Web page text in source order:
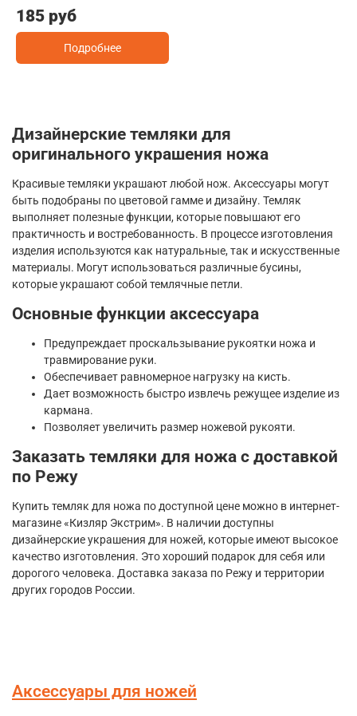
185 руб
Подробнее
Дизайнерские темляки для
оригинального украшения ножа
Красивые темляки украшают любой нож. Аксессуары могут
быть подобраны по цветовой гамме и дизайну. Темляк
выполняет полезные функции, которые повышают его
практичность и востребованность. В процессе изготовления
изделия используются как натуральные, так и искусственные
материалы. Могут использоваться различные бусины,
которые украшают собой темлячные петли.
Основные функции аксессуара
Предупреждает проскальзывание рукоятки ножа и
травмирование руки.
Обеспечивает равномерное нагрузку на кисть.
Дает возможность быстро извлечь режущее изделие из
кармана.
Позволяет увеличить размер ножевой рукояти.
Заказать темляки для ножа с доставкой
по Режу
Купить темляк для ножа по доступной цене можно в интернет-
магазине «Кизляр Экстрим». В наличии доступны
дизайнерские украшения для ножей, которые имеют высокое
качество изготовления. Это хороший подарок для себя или
дорогого человека. Доставка заказа по Режу и территории
других городов России.
Аксессуары для ножей